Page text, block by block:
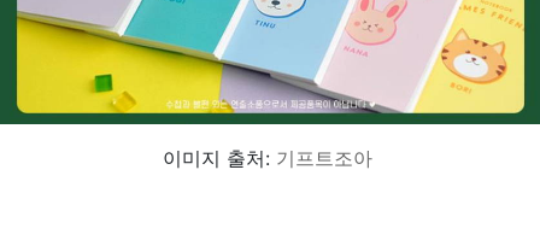
이미지 출처: 기프트조아